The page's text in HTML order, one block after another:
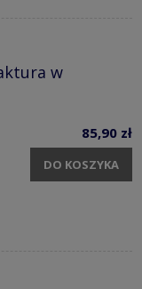
w
85,90 zł
DO KOSZYKA